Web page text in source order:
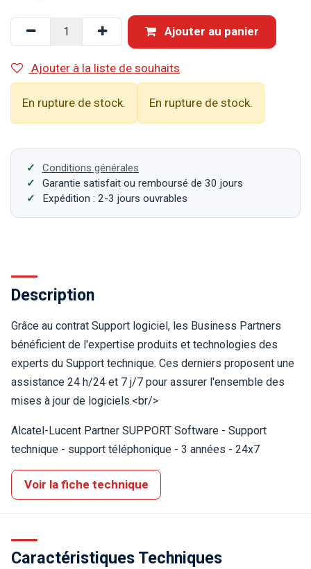
Ajouter au panier
Ajouter à la liste de souhaits
En rupture de stock. En rupture de stock.
Conditions générales
Garantie satisfait ou remboursé de 30 jours
Expédition : 2-3 jours ouvrables
Description
Grâce au contrat Support logiciel, les Business Partners
bénéficient de l'expertise produits et technologies des
experts du Support technique. Ces derniers proposent une
assistance 24 h/24 et 7 j/7 pour assurer l'ensemble des
mises à jour de logiciels.<br/>
Alcatel-Lucent Partner SUPPORT Software - Support
technique - support téléphonique - 3 années - 24x7
Voir la fiche technique
Caractéristiques Techniques